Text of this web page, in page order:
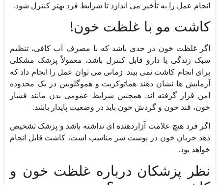
انجام عمل را به تأخیر می اندازد تا شرایط فرد بهتر کنترل شود.
کاشت مو با غلظت خون!
اگر غلظت خون در حدی باشد که با مصرف آب کافی، تنظیم
سبک زندگی یا دارو قابل کنترل باشد، معمولاً پزشک مشکلی
برای انجام کاشت نمی بیند. زمانی می توان عمل را انجام داد که
آزمایش ها نشان دهند هماتوکریت و هموگلوبین در یک محدوده
امن قرار گرفته اند. همچنین شرایط عمومی بدن مانند فشار
خون، قند خون و گردش خون باید در وضعیت پایدار باشد.
اگر فرد هیچ علامت آزاردهنده ای نداشته باشد و پزشک تشخیص
دهد جریان خون در پوست سر مناسب است، کاشت قابل انجام
خواهد بود.
نظر پزشکان درباره غلظت خون و